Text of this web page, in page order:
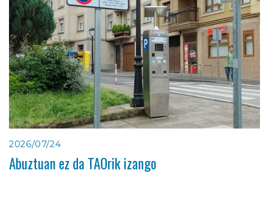
2026/07/24
Abuztuan ez da TAOrik izango